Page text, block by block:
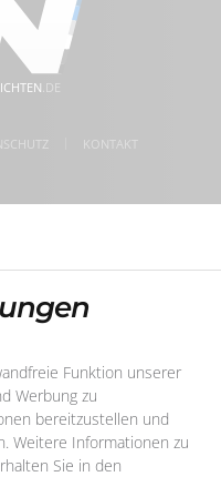
der Tür
.DE
KONTAKT
Funktion unserer
Werbung zu
bereitzustellen und
Weitere Informationen zu
Sie in den